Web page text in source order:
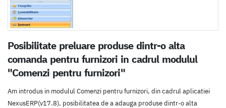
Posibilitate preluare produse dintr-o alta
comanda pentru furnizori in cadrul modulul
"Comenzi pentru furnizori"
Am introdus in modulul Comenzi pentru furnizori, din cadrul aplicatiei
NexusERP(v17.8), posibilitatea de a adauga produse dintr-o alta